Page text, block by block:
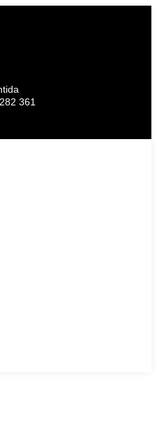
361